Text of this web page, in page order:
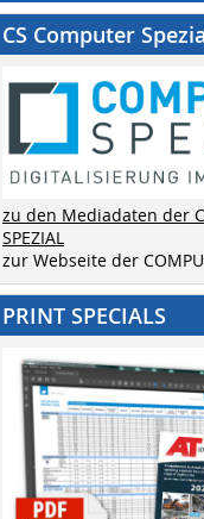
CS Computer
zu den Mediadaten der
SPEZIAL
zur Webseite der
PRINT SPECIALS